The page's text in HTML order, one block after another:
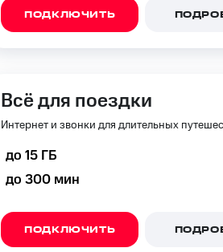
ПОДКЛЮЧИТЬ
Всё для поездки
Интернет и звонки для длительных
до 15 ГБ
до 300 мин
ПОДКЛЮЧИТЬ